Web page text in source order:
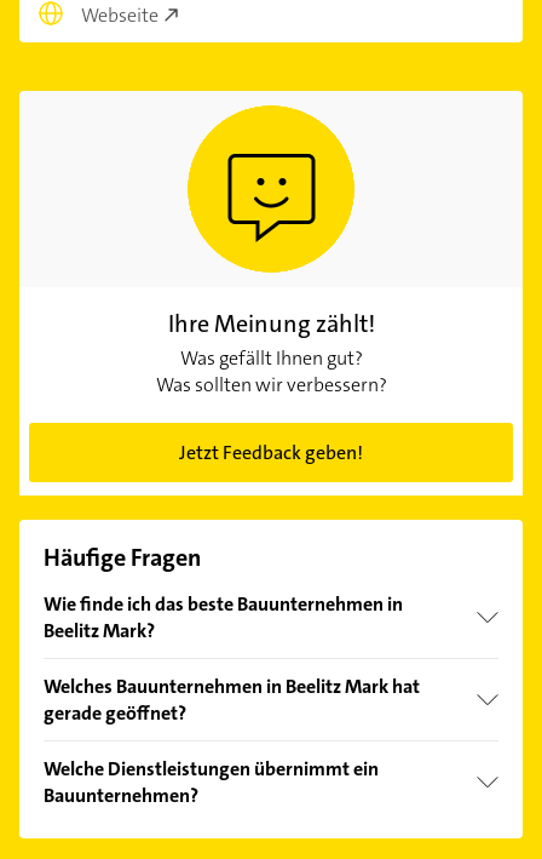
Webseite
Ihre Meinung zählt!
Was gefällt Ihnen gut?
Was sollten wir verbessern?
Jetzt Feedback geben!
Häufige Fragen
Wie finde ich das beste Bauunternehmen in
Beelitz Mark?
Kundenmeinungen und profitieren Sie von den
Empfehlungen. Die Suchergebnisse können Sie sich
Welches Bauunternehmen in Beelitz Mark hat
gerade geöffnet?
Bitte beachten Sie, dass diese an Sonn- und
Feiertagen abweichen können.
Welche Dienstleistungen übernimmt ein
Bauunternehmen?
Folgende Leistungen werden angeboten: Ausbau,